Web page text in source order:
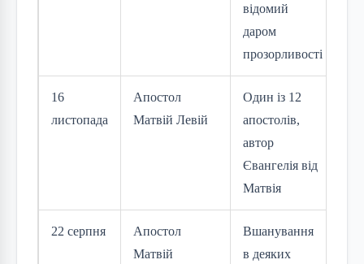
відомий
даром
прозорливості
16
листопада
Апостол
Матвій Левій
Один із 12
апостолів,
автор
Євангелія від
Матвія
22 серпня
Апостол
Матвій
Вшанування
в деяких